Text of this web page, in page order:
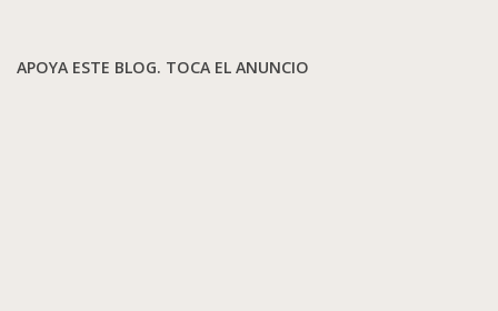
APOYA ESTE BLOG. TOCA EL ANUNCIO